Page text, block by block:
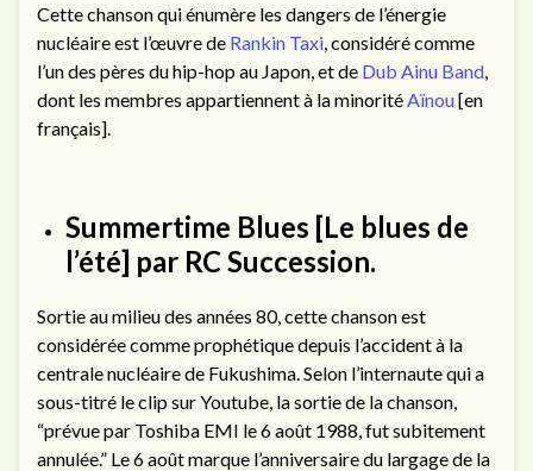
Cette chanson qui énumère les dangers de l’énergie
nucléaire est l’œuvre de Rankin Taxi, considéré comme
l’un des pères du hip-hop au Japon, et de Dub Ainu Band,
dont les membres appartiennent à la minoritéAïnou[en
français].
Summertime Blues [Le blues de
l’été] par RC Succession.
Sortie au milieu des années 80, cette chanson est
considérée comme prophétique depuis l’accident à la
centrale nucléaire de Fukushima. Selon l’internaute qui a
sous-titré le clip sur Youtube, la sortie de la chanson,
“prévue par Toshiba EMI le 6 août 1988, fut subitement
annulée.” Le 6 août marque l’anniversaire du largage de la